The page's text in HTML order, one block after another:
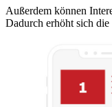
Außerdem können
Dadurch erhöht sich